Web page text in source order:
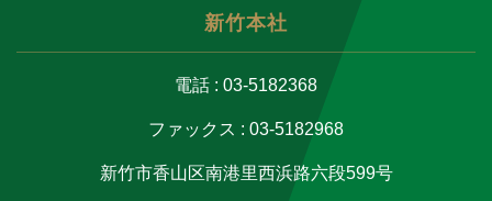
新竹本社
電話 : 03-5182368
ファックス : 03-5182968
新竹市香山区南港里西浜路六段599号